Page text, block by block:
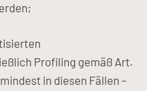
Profiling gemäß Art.
in diesen Fällen –